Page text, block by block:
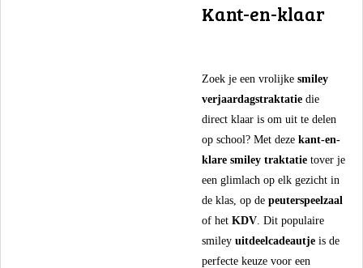
Kant-en-klaar
​Zoek je een vrolijke smiley
verjaardagstraktatie die
direct klaar is om uit te delen
op school? Met deze kant-en-
klare smiley traktatie tover je
een glimlach op elk gezicht in
de klas, op de peuterspeelzaal
of het KDV. Dit populaire
smiley uitdeelcadeautje is de
perfecte keuze voor een